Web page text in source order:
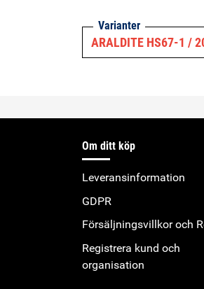
Varianter
ARALDITE HS67-1 /
Om ditt köp
Leveransinformation
GDPR
Försäljningsvillkor och
Registrera kund och
organisation